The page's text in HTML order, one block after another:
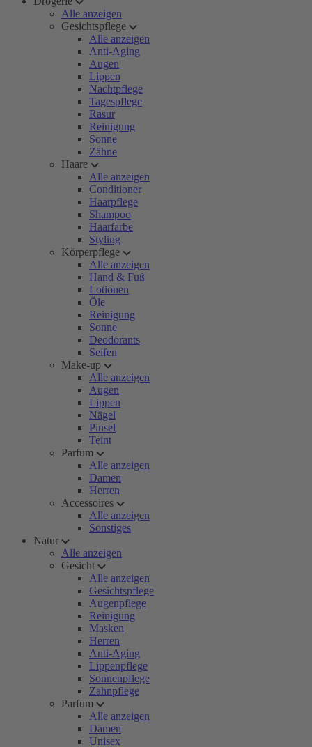
Alle anzeigen
Gesichtspflege
Alle anzeigen
Anti-Aging
Augen
Lippen
Nachtpflege
Tagespflege
Rasur
Reinigung
Sonne
Zähne
Haare
Alle anzeigen
Conditioner
Haarpflege
Shampoo
Haarfarbe
Styling
Körperpflege
Alle anzeigen
Hand & Fuß
Lotionen
Öle
Reinigung
Sonne
Deodorants
Seifen
Make-up
Alle anzeigen
Augen
Lippen
Nägel
Pinsel
Teint
Parfum
Alle anzeigen
Damen
Herren
Accessoires
Alle anzeigen
Sonstiges
Natur
Alle anzeigen
Gesicht
Alle anzeigen
Gesichtspflege
Augenpflege
Reinigung
Masken
Herren
Anti-Aging
Lippenpflege
Sonnenpflege
Zahnpflege
Parfum
Alle anzeigen
Damen
Unisex